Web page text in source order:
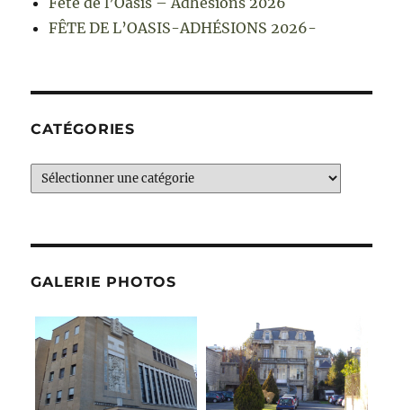
FÊTE DE L’OASIS-ADHÉSIONS 2026-
CATÉGORIES
Catégories
GALERIE PHOTOS